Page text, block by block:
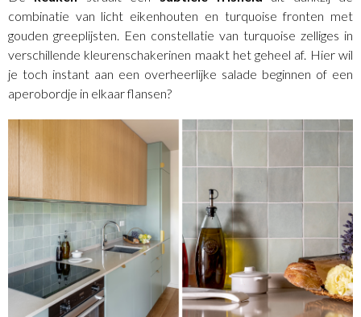
combinatie van licht eikenhouten en turquoise fronten met
gouden greeplijsten. Een constellatie van turquoise zelliges in
verschillende kleurenschakerinen maakt het geheel af. Hier wil
je toch instant aan een overheerlijke salade beginnen of een
aperobordje in elkaar flansen?